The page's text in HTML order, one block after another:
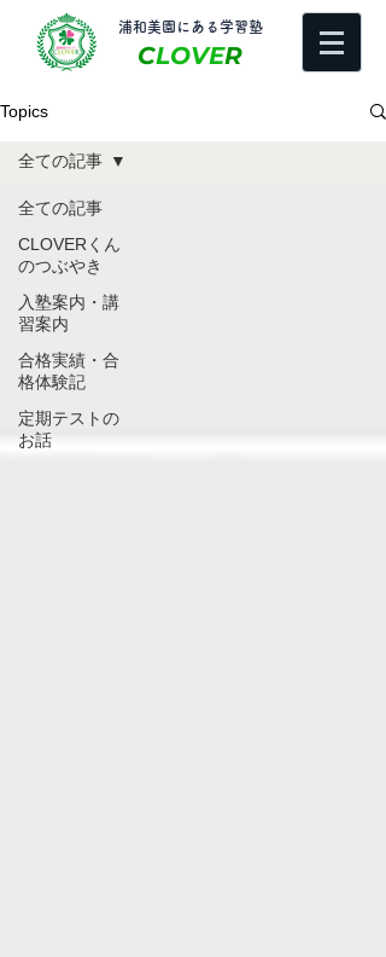
​浦和美園にある学習塾
CLOVER
Topics
全ての記事
CLOVERくん
のつぶやき
入塾案内・講
習案内
合格実績・合
格体験記
定期テストの
お話
全ての記事